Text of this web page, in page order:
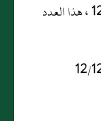
* : عدد المشاهدات و التنزيل منذ 12/12/2013 ، هذا العدد